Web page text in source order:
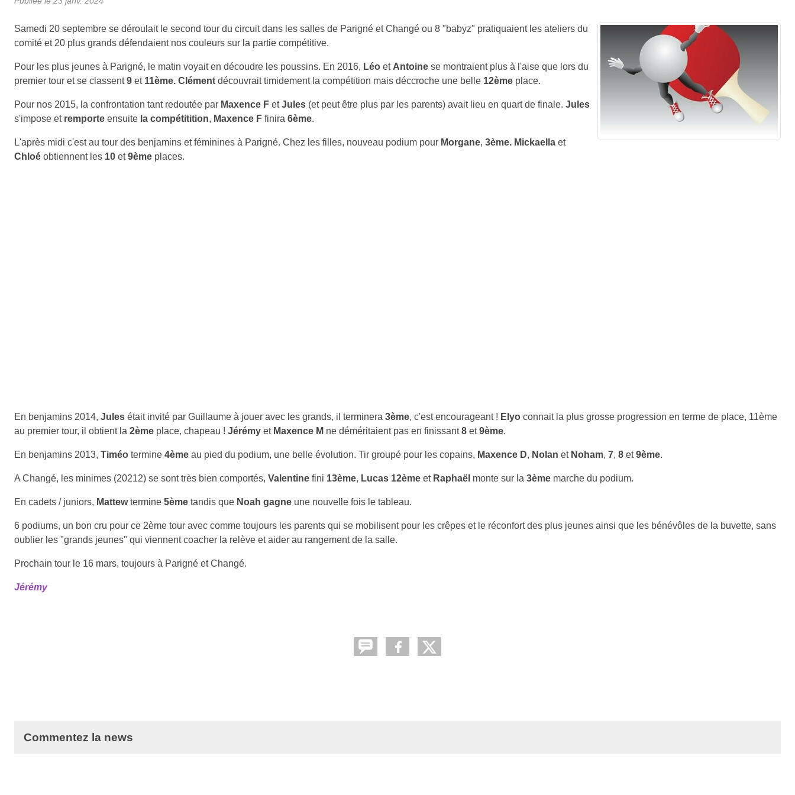
Samedi 20 septembre se déroulait le second tour du circuit dans les salles de Parigné et Changé ou 8 "babyz" pratiquaient les ateliers du
comité et 20 plus grands défendaient nos couleurs sur la partie compétitive.
Pour les plus jeunes à Parigné, le matin voyait en découdre les poussins. En 2016, Léo et Antoine se montraient plus à l'aise que lors du
premier tour et se classent9 et 11ème. Clément découvrait timidement la compétition mais déccroche une belle 12ème place.
Pour nos 2015, la confrontation tant redoutée par Maxence F etJules (et peut être plus par les parents) avait lieu en quart de finale. Jules
s'impose et remporte ensuite la compétitition, Maxence F finira 6ème.
L'après midi c'est au tour des benjamins et féminines à Parigné. Chez les filles, nouveau podium pour Morgane, 3ème. Mickaella et
Chloé obtiennent les 10 et9ème places.
En benjamins 2014, Jules était invité par Guillaume à jouer avec les grands, il terminera 3ème, c'est encourageant ! Elyo connait la plus grosse progression en terme de place, 11ème
au premier tour, il obtient la 2ème place, chapeau ! Jérémy et Maxence M ne déméritaient pas en finissant8 et9ème.
En benjamins 2013, Timéo termine 4ème au pied du podium, une belle évolution. Tir groupé pour les copains, Maxence D, Nolan etNoham, 7, 8 et9ème.
A Changé, les minimes (20212) se sont très bien comportés, Valentine fini 13ème, Lucas 12ème et Raphaël monte sur la 3ème marche du podium.
En cadets / juniors, Mattewtermine 5ème tandis que Noah gagne une nouvelle fois le tableau.
6 podiums, un bon cru pour ce 2ème tour avec comme toujours les parents qui se mobilisent pour les crêpes et le réconfort des plus jeunes ainsi que les bénévôles de la buvette, sans
oublier les "grands jeunes" qui viennent coacher la relève et aider au rangement de la salle.
Prochain tour le 16 mars, toujours à Parigné et Changé.
Jérémy
Commentez la news